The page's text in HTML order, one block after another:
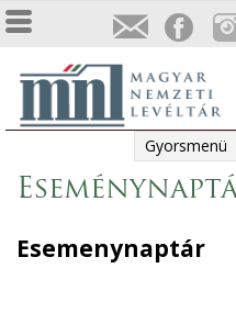
Gyorsmenü
Esemenynaptár